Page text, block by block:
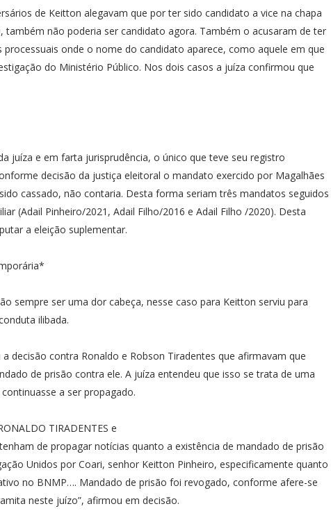
de Keitton alegavam que por ter sido candidato a vice na chapa
também não poderia ser candidato agora. Também o acusaram de ter
processuais onde o nome do candidato aparece, como aquele em que
do Ministério Público. Nos dois casos a juíza confirmou que
juíza e em farta jurisprudência, o único que teve seu registro
decisão da justiça eleitoral o mandato exercido por Magalhães
cassado, não contaria. Desta forma seriam três mandatos seguidos
(Adail Pinheiro/2021, Adail Filho/2016 e Adail Filho /2020). Desta
a eleição suplementar.
sempre ser uma dor cabeça, nesse caso para Keitton serviu para
ilibada.
decisão contra Ronaldo e Robson Tiradentes que afirmavam que
de prisão contra ele. A juíza entendeu que isso se trata de uma
a ser propagado.
TIRADENTES e
de propagar notícias quanto a existência de mandado de prisão
Unidos por Coari, senhor Keitton Pinheiro, especificamente quanto
no BNMP…. Mandado de prisão foi revogado, conforme afere-se
neste juízo”, afirmou em decisão.